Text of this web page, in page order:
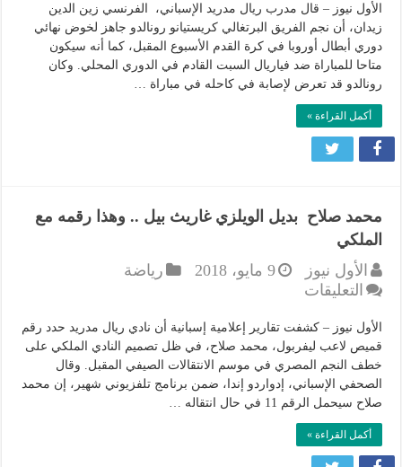
سار
لمشجعي
ريال
مدريد
مغلقة
الأول نيوز – قال مدرب ريال مدريد الإسباني، الفرنسي زين الدين
زيدان، أن نجم الفريق البرتغالي كريستيانو رونالدو جاهز لخوض نهائي
دوري أبطال أوروبا في كرة القدم الأسبوع المقبل، كما أنه سيكون
متاحا للمباراة ضد فياريال السبت القادم في الدوري المحلي. وكان
رونالدو قد تعرض لإصابة في كاحله في مباراة …
أكمل القراءة »
محمد صلاح بديل الويلزي غاريث بيل .. وهذا رقمه مع
الملكي
الأول نيوز
9 مايو، 2018
رياضة
التعليقات
صلاح
بديل
الويلزي
غاريث
بيل
..
وهذا
الأول نيوز – كشفت تقارير إعلامية إسبانية أن نادي ريال مدريد حدد رقم
قميص لاعب ليفربول، محمد صلاح، في ظل تصميم النادي الملكي على
خطف النجم المصري في موسم الانتقالات الصيفي المقبل. وقال
الصحفي الإسباني، إدواردو إندا، ضمن برنامج تلفزيوني شهير، إن محمد
صلاح سيحمل الرقم 11 في حال انتقاله …
أكمل القراءة »